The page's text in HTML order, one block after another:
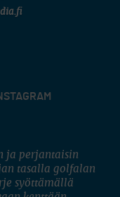
ja perjantaisin
tasalla golfalan
syöttämällä